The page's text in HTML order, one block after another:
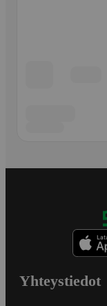
Yhteystiedot